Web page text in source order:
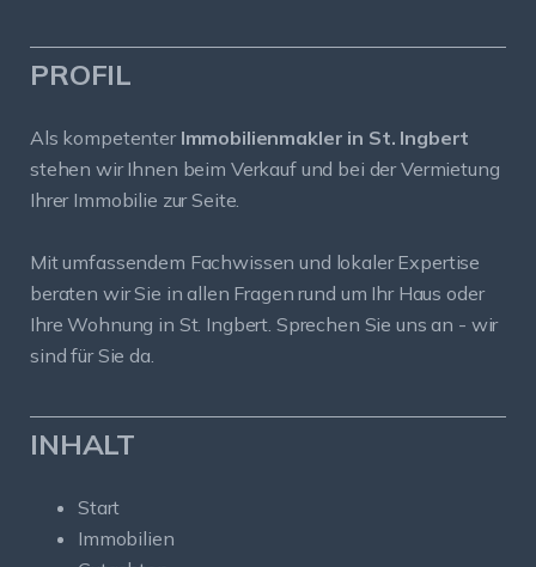
PROFIL
Als kompetenter Immobilienmakler in St. Ingbert
stehen wir Ihnen beim Verkauf und bei der Vermietung
Ihrer Immobilie zur Seite.
Mit umfassendem Fachwissen und lokaler Expertise
beraten wir Sie in allen Fragen rund um Ihr Haus oder
Ihre Wohnung in St. Ingbert. Sprechen Sie uns an - wir
sind für Sie da.
INHALT
Start
Immobilien